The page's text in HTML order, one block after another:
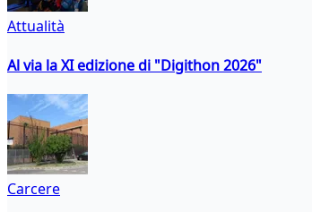
Attualità
Al via la XI edizione di "Digithon 2026"
Carcere